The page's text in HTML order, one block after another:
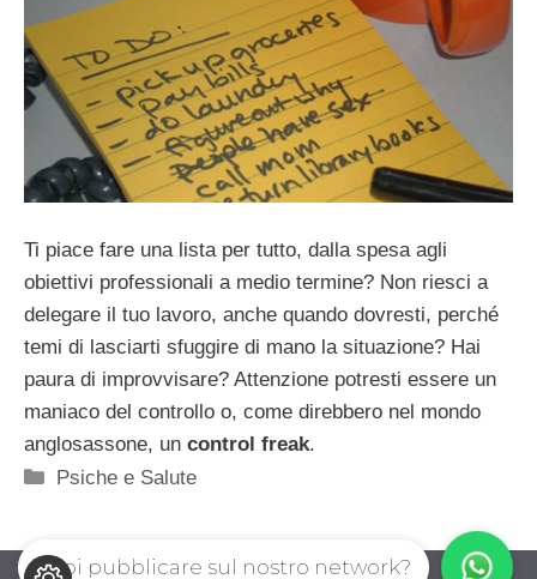
Ti piace fare una lista per tutto, dalla spesa agli
obiettivi professionali a medio termine? Non riesci a
delegare il tuo lavoro, anche quando dovresti, perché
temi di lasciarti sfuggire di mano la situazione? Hai
paura di improvvisare? Attenzione potresti essere un
maniaco del controllo o, come direbbero nel mondo
anglosassone, un control freak.
Categorie
Psiche e Salute
Vuoi pubblicare sul nostro network?